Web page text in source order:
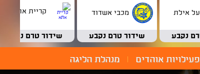
אילת
נקבע
מכבי אשדוד
שידור טרם נקבע
קריית אתא
שידור טרם נקבע
פעילויות אוהדים מנהלת הליגה